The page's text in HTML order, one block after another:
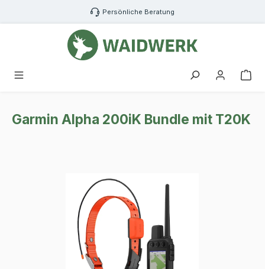
Zum Hauptinhalt springen Persönliche Beratung
Garmin Alpha 200iK Bundle mit T20K
Bildergalerie überspringen